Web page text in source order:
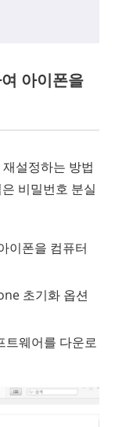
아이폰을
설정하는 방법
비밀번호 분실
이폰을 컴퓨터
초기화 옵션
웨어를 다운로